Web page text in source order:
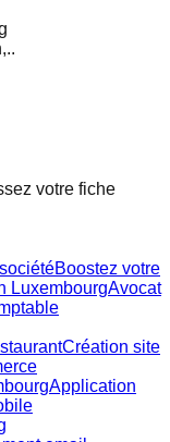
votre fiche
Boostez votre
LuxembourgAvocat
Création site
Application